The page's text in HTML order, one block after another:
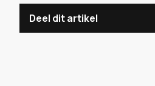
Deel dit artikel